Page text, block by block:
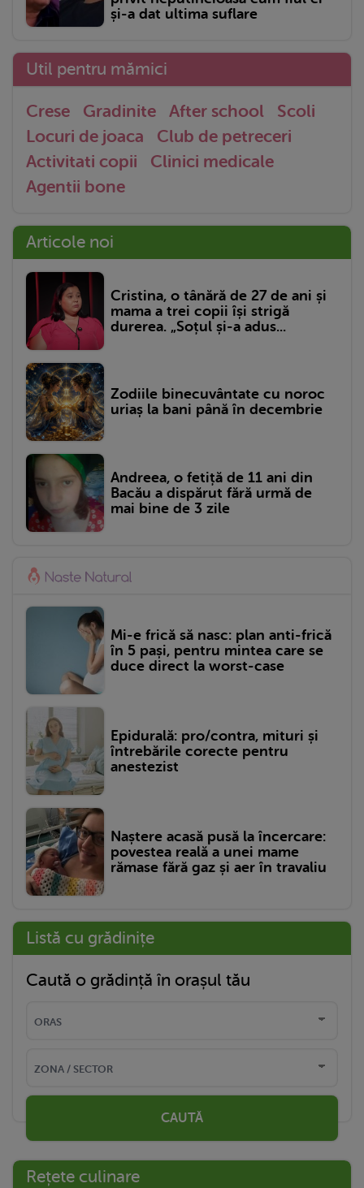
și-a dat ultima suflare
Util pentru mămici
Crese Gradinite After school
Scoli
Locuri de joaca
Club de petreceri
Activitati copii
Clinici medicale
Agentii bone
Articole noi
Cristina, o tânără de 27 de ani și
mama a trei copii își strigă
durerea. „Soțul și-a adus...
Zodiile binecuvântate cu noroc
uriaș la bani până în decembrie
Andreea, o fetiță de 11 ani din
Bacău a dispărut fără urmă de
mai bine de 3 zile
Mi-e frică să nasc: plan anti-frică
în 5 pași, pentru mintea care se
duce direct la worst-case
Epidurală: pro/contra, mituri și
întrebările corecte pentru
anestezist
Naștere acasă pusă la încercare:
povestea reală a unei mame
rămase fără gaz și aer în travaliu
Listă cu grădinițe
Caută o grădință în orașul tău
CAUTĂ
Rețete culinare